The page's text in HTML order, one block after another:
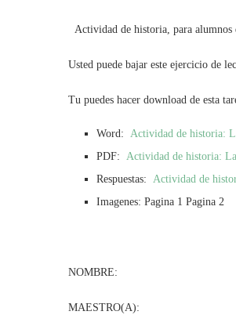
Actividad de historia, para alumnos
Usted puede bajar este ejercicio de
Tu puedes hacer download de esta
Word: Actividad de historia:
PDF: Actividad de historia:
Respuestas: Actividad de
Imagenes: Pagina 1 Pagina 2
NOMBRE:
MAESTRO(A):